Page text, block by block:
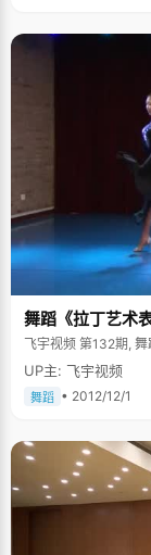
舞蹈《拉丁艺术
飞宇视频 第132期,
UP主: 飞宇视频
舞蹈 • 2012/12/1